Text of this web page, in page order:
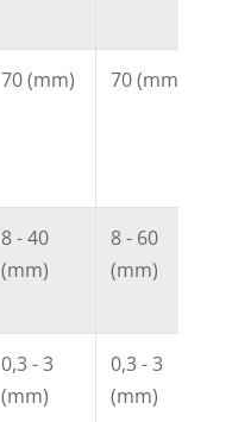
70 (mm) 70 (mm)
8 - 40
(mm)
8 - 60
(mm)
0,3 - 3
(mm)
0,3 - 3
(mm)